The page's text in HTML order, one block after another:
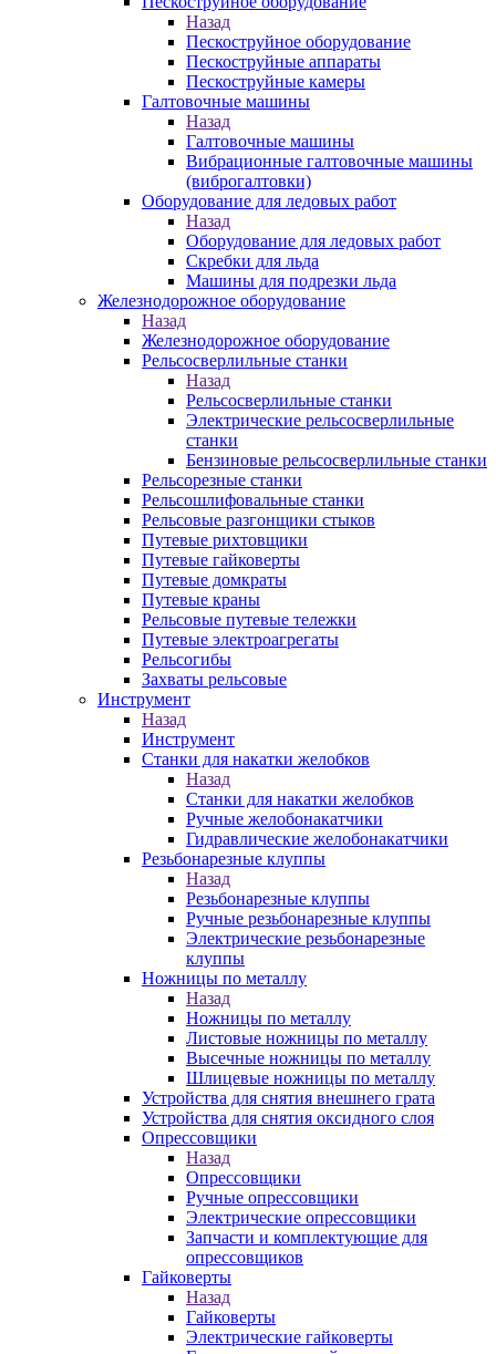
Назад
Пескоструйное оборудование
Пескоструйные аппараты
Пескоструйные камеры
Галтовочные машины
Назад
Галтовочные машины
Вибрационные галтовочные машины
(виброгалтовки)
Оборудование для ледовых работ
Назад
Оборудование для ледовых работ
Скребки для льда
Машины для подрезки льда
Железнодорожное оборудование
Назад
Железнодорожное оборудование
Рельсосверлильные станки
Назад
Рельсосверлильные станки
Электрические рельсосверлильные
станки
Бензиновые рельсосверлильные станки
Рельсорезные станки
Рельсошлифовальные станки
Рельсовые разгонщики стыков
Путевые рихтовщики
Путевые гайковерты
Путевые домкраты
Путевые краны
Рельсовые путевые тележки
Путевые электроагрегаты
Рельсогибы
Захваты рельсовые
Инструмент
Назад
Инструмент
Станки для накатки желобков
Назад
Станки для накатки желобков
Ручные желобонакатчики
Гидравлические желобонакатчики
Резьбонарезные клуппы
Назад
Резьбонарезные клуппы
Ручные резьбонарезные клуппы
Электрические резьбонарезные
клуппы
Ножницы по металлу
Назад
Ножницы по металлу
Листовые ножницы по металлу
Высечные ножницы по металлу
Шлицевые ножницы по металлу
Устройства для снятия внешнего грата
Устройства для снятия оксидного слоя
Опрессовщики
Назад
Опрессовщики
Ручные опрессовщики
Электрические опрессовщики
Запчасти и комплектующие для
опрессовщиков
Гайковерты
Назад
Гайковерты
Электрические гайковерты